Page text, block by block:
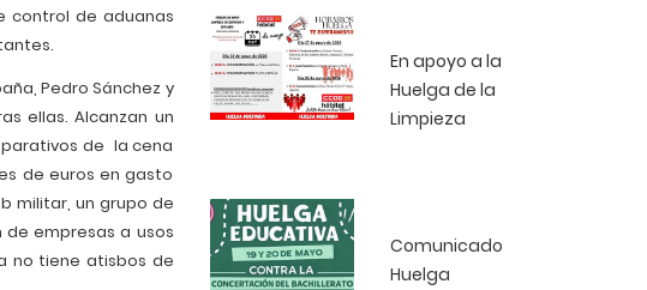
control de aduanas
Pedro Sánchez y
ellas. Alcanzan un
de la cena
de euros en gasto
militar, un grupo de
empresas a usos
no tiene atisbos de
En apoyo a la
Huelga de la
Limpieza
Comunicado
Huelga